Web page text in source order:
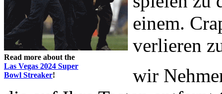
Read more about the
Las Vegas 2024 Super
Bowl Streaker!
einem.
verlieren
wir